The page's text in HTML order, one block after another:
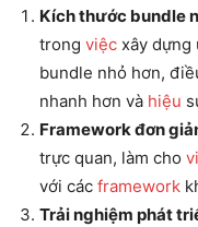
Kích thước bundle
trong việc xây dựng
bundle nhỏ hơn,
nhanh hơn và hiệu
Framework đơn
trực quan, làm cho
với các framework
Trải nghiệm phát